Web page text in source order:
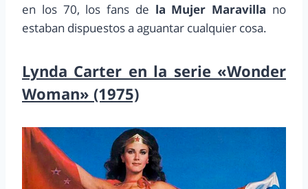
en los 70, los fans de la Mujer Maravilla no
estaban dispuestos a aguantar cualquier cosa.
Lynda Carter en la serie «Wonder
Woman» (1975)